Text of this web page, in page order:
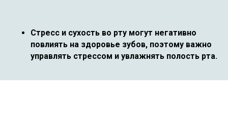
Стресс и сухость во рту могут негативно
повлиять на здоровье зубов, поэтому важно
управлять стрессом и увлажнять полость рта.